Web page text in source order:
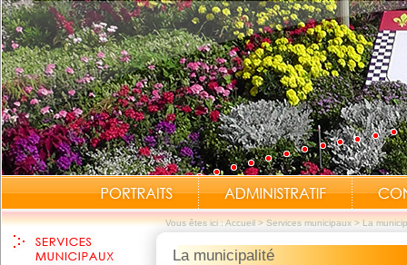
Vous êtes ici :Accueil>Services municipaux>La
La municipalité